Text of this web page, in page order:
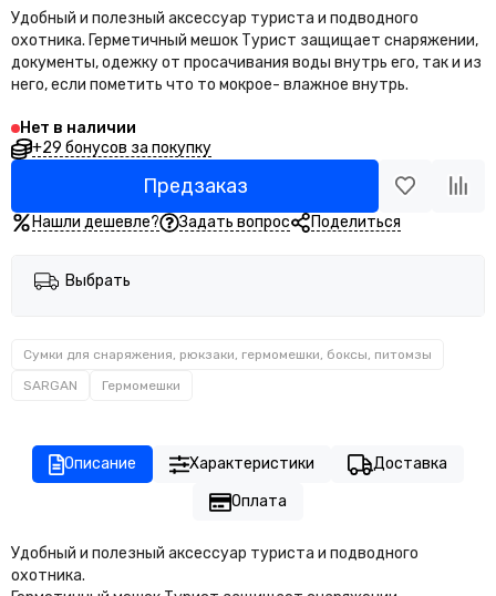
Удобный и полезный аксессуар туриста и подводного
охотника. Герметичный мешок Турист защищает снаряжении,
документы, одежку от просачивания воды внутрь его, так и из
него, если пометить что то мокрое- влажное внутрь.
Нет в наличии
+29 бонусов за покупку
Предзаказ
Нашли дешевле? Задать вопрос Поделиться
Выбрать
Сумки для снаряжения, рюкзаки, гермомешки, боксы, питомзы
SARGAN
Гермомешки
Описание Характеристики
Доставка
Оплата
Удобный и полезный аксессуар туриста и подводного
охотника.